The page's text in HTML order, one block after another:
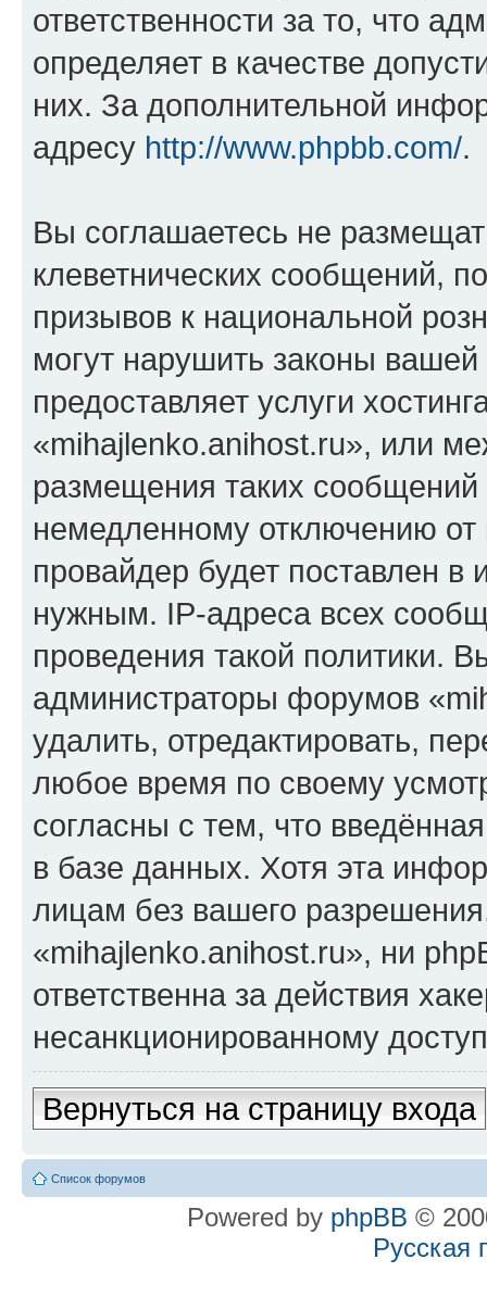
ответственности за то, что
определяет в качестве
них. За дополнительной
адресу http://www.phpbb.com/.
Вы соглашаетесь не
клеветнических сообщений,
призывов к национальной
могут нарушить законы
предоставляет услуги
«mihajlenko.anihost.ru», или
размещения таких
немедленному отключению
провайдер будет поставлен в
нужным. IP-адреса всех
проведения такой политики.
администраторы форумов
удалить, отредактировать,
любое время по своему
согласны с тем, что
в базе данных. Хотя эта
лицам без вашего
«mihajlenko.anihost.ru», ни
ответственна за действия
несанкционированному
Вернуться на страницу входа
Список форумов
Powered by phpBB ©
Русская